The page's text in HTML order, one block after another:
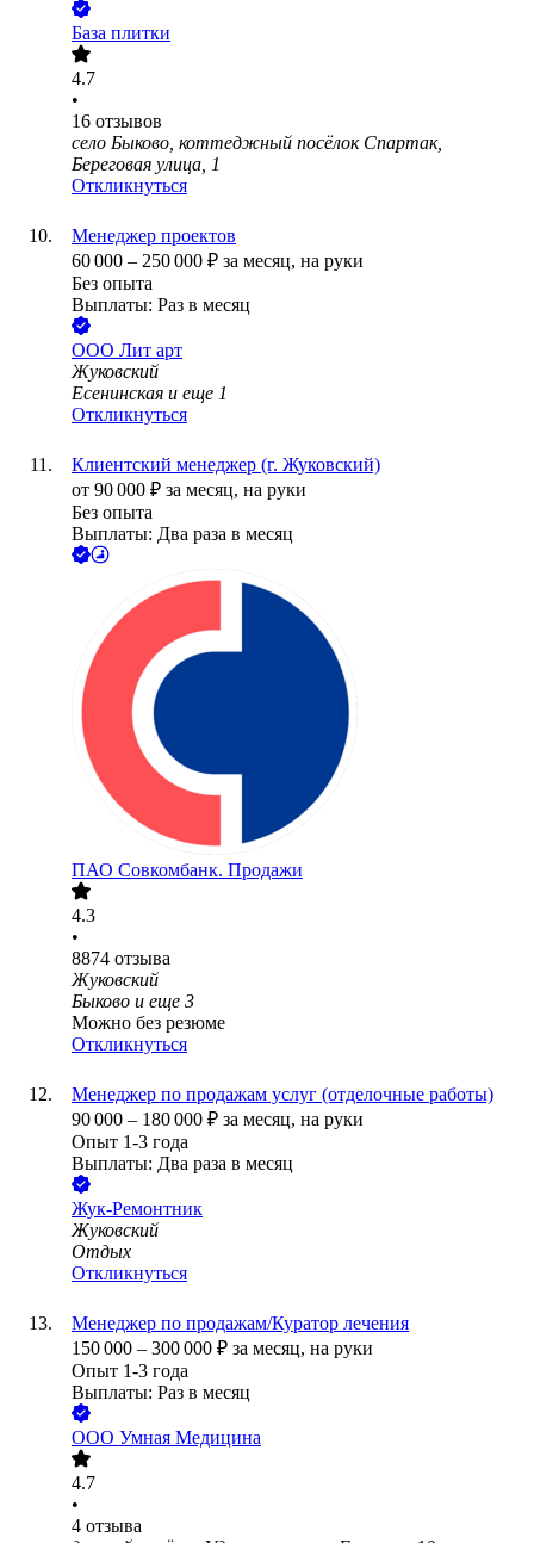
База плитки
4.7
•
16 отзывов
село Быково, коттеджный посёлок Спартак,
Береговая улица, 1
Откликнуться
Менеджер проектов
60 000 – 250 000 ₽ за месяц, на руки
Без опыта
Выплаты: Раз в месяц
ООО Лит арт
Жуковский
Есенинская и еще 1
Откликнуться
Клиентский менеджер (г. Жуковский)
от 90 000 ₽ за месяц, на руки
Без опыта
Выплаты: Два раза в месяц
ПАО Совкомбанк. Продажи
4.3
•
8874 отзыва
Жуковский
Быково и еще 3
Можно без резюме
Откликнуться
Менеджер по продажам услуг (отделочные работы)
90 000 – 180 000 ₽ за месяц, на руки
Опыт 1-3 года
Выплаты: Два раза в месяц
Жук-Ремонтник
Жуковский
Отдых
Откликнуться
Менеджер по продажам/Куратор лечения
150 000 – 300 000 ₽ за месяц, на руки
Опыт 1-3 года
Выплаты: Раз в месяц
ООО Умная Медицина
4.7
•
4 отзыва